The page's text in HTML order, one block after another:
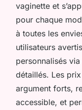
vaginette et
pour chaque
à toutes les
utilisateurs
personnalisés
détaillés. Les
argument forts,
accessible, et